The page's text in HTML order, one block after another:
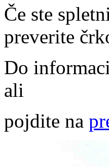
Če ste
preverite
Do
ali
pojdite na